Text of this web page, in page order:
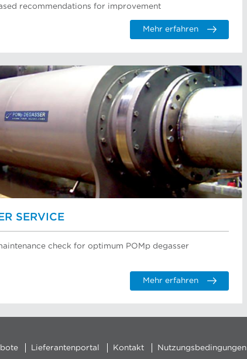
recommendations for improvement
Mehr erfahren
SERVICE
check for optimum POMp degasser
Mehr erfahren
Lieferantenportal Kontakt Nutzungsbedingungen